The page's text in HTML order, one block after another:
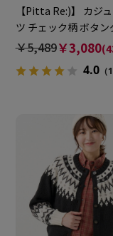
【Pitta Re:)】 カジ
ツ チェック柄 ボタン
長袖 レディース
￥5,489￥3,080
4.0（1